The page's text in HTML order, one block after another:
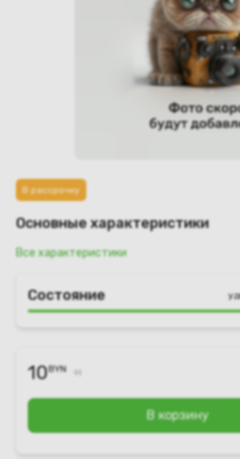
В рассрочку
Основные характеристики
Все характеристики
Состояние
10BYN
В корзину